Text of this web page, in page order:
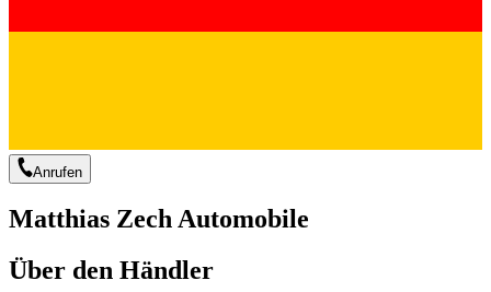
Anrufen
Matthias Zech Automobile
Über den Händler